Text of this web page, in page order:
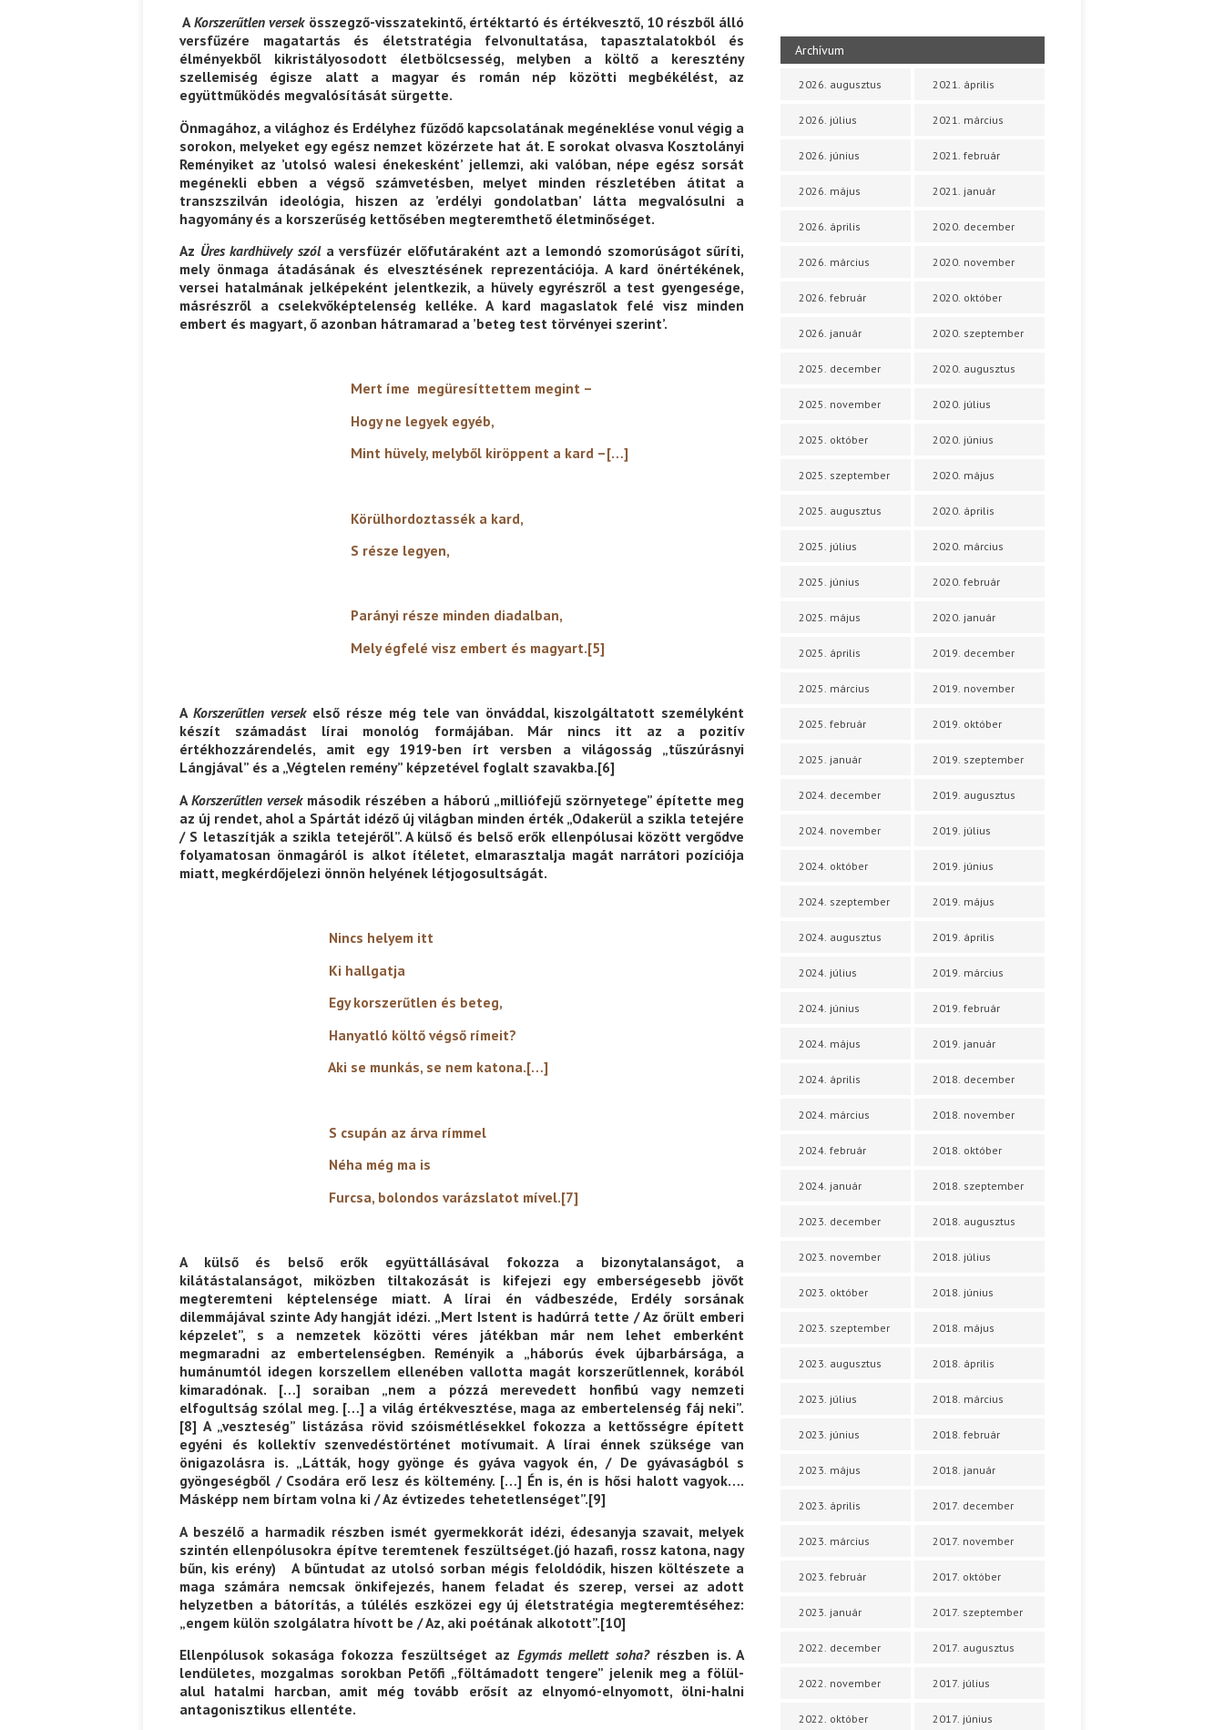
A Korszerűtlen versekösszegző-visszatekintő, értéktartó és értékvesztő, 10 részből álló
versfűzére magatartás és életstratégia felvonultatása, tapasztalatokból és
élményekből kikristályosodott életbölcsesség, melyben a költő a keresztény
szellemiség égisze alatt a magyar és román nép közötti megbékélést, az
együttműködés megvalósítását sürgette.
Önmagához, a világhoz és Erdélyhez fűződő kapcsolatának megéneklése vonul végig a
sorokon, melyeket egy egész nemzet közérzete hat át. E sorokat olvasva Kosztolányi
Reményiket az ’utolsó walesi énekesként’ jellemzi, aki valóban, népe egész sorsát
megénekli ebben a végső számvetésben, melyet minden részletében átitat a
transzszilván ideológia, hiszen az ’erdélyi gondolatban’ látta megvalósulni a
hagyomány és a korszerűség kettősében megteremthető életminőséget.
Az Üres kardhüvely szóla versfüzér előfutáraként azt a lemondó szomorúságot sűríti,
mely önmaga átadásának és elvesztésének reprezentációja. A kard önértékének,
versei hatalmának jelképeként jelentkezik, a hüvely egyrészről a test gyengesége,
másrészről a cselekvőképtelenség kelléke. A kard magaslatok felé visz minden
embert és magyart, ő azonban hátramarad a ’beteg test törvényei szerint’.
Mert íme megüresíttettem megint –
Hogy ne legyek egyéb,
Mint hüvely, melyből kiröppent a kard –[…]
Körülhordoztassék a kard,
S része legyen,
Parányi része minden diadalban,
Mely égfelé visz embert és magyart.[5]
A Korszerűtlen versek első része még tele van önváddal, kiszolgáltatott személyként
készít számadást lírai monológ formájában. Már nincs itt az a pozitív
értékhozzárendelés, amit egy 1919-ben írt versben a világosság „tűszúrásnyi
Lángjával” és a „Végtelen remény” képzetével foglalt szavakba.[6]
A Korszerűtlen versek második részében a háború „milliófejű szörnyetege” építette meg
az új rendet, ahol a Spártát idéző új világban minden érték „Odakerül a szikla tetejére
/ S letaszítják a szikla tetejéről”. A külső és belső erők ellenpólusai között vergődve
folyamatosan önmagáról is alkot ítéletet, elmarasztalja magát narrátori pozíciója
miatt, megkérdőjelezi önnön helyének létjogosultságát.
Nincs helyem itt
Ki hallgatja
Egy korszerűtlen és beteg,
Hanyatló költő végső rímeit?
Aki se munkás, se nem katona.[…]
S csupán az árva rímmel
Néha még ma is
Furcsa, bolondos varázslatot mível.[7]
A külső és belső erők együttállásával fokozza a bizonytalanságot, a
kilátástalanságot, miközben tiltakozását is kifejezi egy emberségesebb jövőt
megteremteni képtelensége miatt. A lírai én vádbeszéde, Erdély sorsának
dilemmájával szinte Ady hangját idézi. „Mert Istent is hadúrrá tette / Az őrült emberi
képzelet”, s a nemzetek közötti véres játékban már nem lehet emberként
megmaradni az embertelenségben. Reményik a „háborús évek újbarbársága, a
humánumtól idegen korszellem ellenében vallotta magát korszerűtlennek, korából
kimaradónak. […] soraiban „nem a pózzá merevedett honfibú vagy nemzeti
elfogultság szólal meg. […] a világ értékvesztése, maga az embertelenség fáj neki”.
[8] A „veszteség” listázása rövid szóismétlésekkel fokozza a kettősségre épített
egyéni és kollektív szenvedéstörténet motívumait. A lírai énnek szüksége van
önigazolásra is. „Látták, hogy gyönge és gyáva vagyok én, / De gyávaságból s
gyöngeségből / Csodára erő lesz és költemény. […] Én is, én is hősi halott vagyok….
Másképp nem bírtam volna ki / Az évtizedes tehetetlenséget”.[9]
A beszélő a harmadik részben ismét gyermekkorát idézi, édesanyja szavait, melyek
szintén ellenpólusokra építve teremtenek feszültséget.(jó hazafi, rossz katona, nagy
bűn, kis erény) A bűntudat az utolsó sorban mégis feloldódik, hiszen költészete a
maga számára nemcsak önkifejezés, hanem feladat és szerep, versei az adott
helyzetben a bátorítás, a túlélés eszközei egy új életstratégia megteremtéséhez:
„engem külön szolgálatra hívott be / Az, aki poétának alkotott”.[10]
Ellenpólusok sokasága fokozza feszültséget az Egymás mellett soha? részben is. A
lendületes, mozgalmas sorokban Petőfi „föltámadott tengere” jelenik meg a fölül-
alul hatalmi harcban, amit még tovább erősít az elnyomó-elnyomott, ölni-halni
antagonisztikus ellentéte.
Archívum
2026. augusztus
2026. július
2026. június
2026. május
2026. április
2026. március
2026. február
2026. január
2025. december
2025. november
2025. október
2025. szeptember
2025. augusztus
2025. július
2025. június
2025. május
2025. április
2025. március
2025. február
2025. január
2024. december
2024. november
2024. október
2024. szeptember
2024. augusztus
2024. július
2024. június
2024. május
2024. április
2024. március
2024. február
2024. január
2023. december
2023. november
2023. október
2023. szeptember
2023. augusztus
2023. július
2023. június
2023. május
2023. április
2023. március
2023. február
2023. január
2022. december
2022. november
2022. október
2021. április
2021. március
2021. február
2021. január
2020. december
2020. november
2020. október
2020. szeptember
2020. augusztus
2020. július
2020. június
2020. május
2020. április
2020. március
2020. február
2020. január
2019. december
2019. november
2019. október
2019. szeptember
2019. augusztus
2019. július
2019. június
2019. május
2019. április
2019. március
2019. február
2019. január
2018. december
2018. november
2018. október
2018. szeptember
2018. augusztus
2018. július
2018. június
2018. május
2018. április
2018. március
2018. február
2018. január
2017. december
2017. november
2017. október
2017. szeptember
2017. augusztus
2017. július
2017. június